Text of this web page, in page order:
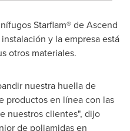
Starflam® de Ascend
y la empresa está
otros materiales.
nuestra huella de
productos en línea con las
nuestros clientes", dijo
de poliamidas en